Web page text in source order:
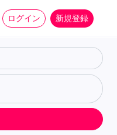
ログイン 新規登録